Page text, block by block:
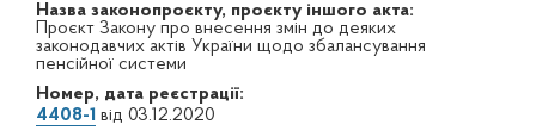
Назва законопроєкту, проєкту іншого акта:
Проєкт Закону про внесення змін до деяких
законодавчих актів України щодо збалансування
пенсійної системи
Номер, дата реєстрації:
4408-1 від 03.12.2020